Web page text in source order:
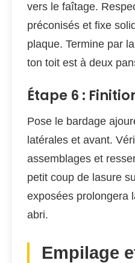
vers le faîtage.
préconisés et fixe
plaque. Termine par
ton toit est à deux
Étape 6 :
Pose le bardage
latérales et avant.
assemblages et
petit coup de lasure
exposées prolongera
abri.
Empilage